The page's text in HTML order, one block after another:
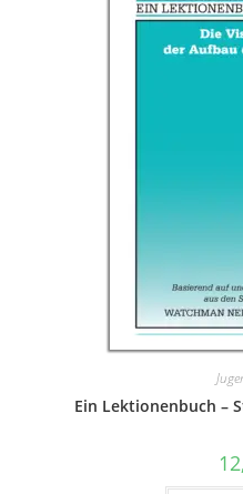
Ein Lektionenbuch –